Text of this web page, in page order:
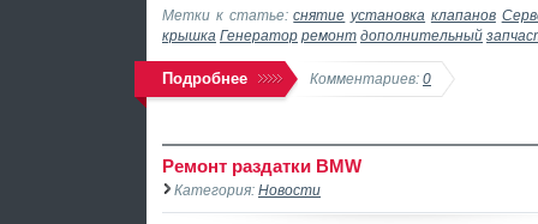
Метки к статье:снятие установка клапанов
крышка Генератор ремонт дополнительный
Подробнее Комментариев: 0
Ремонт раздатки BMW
Категория: Новости